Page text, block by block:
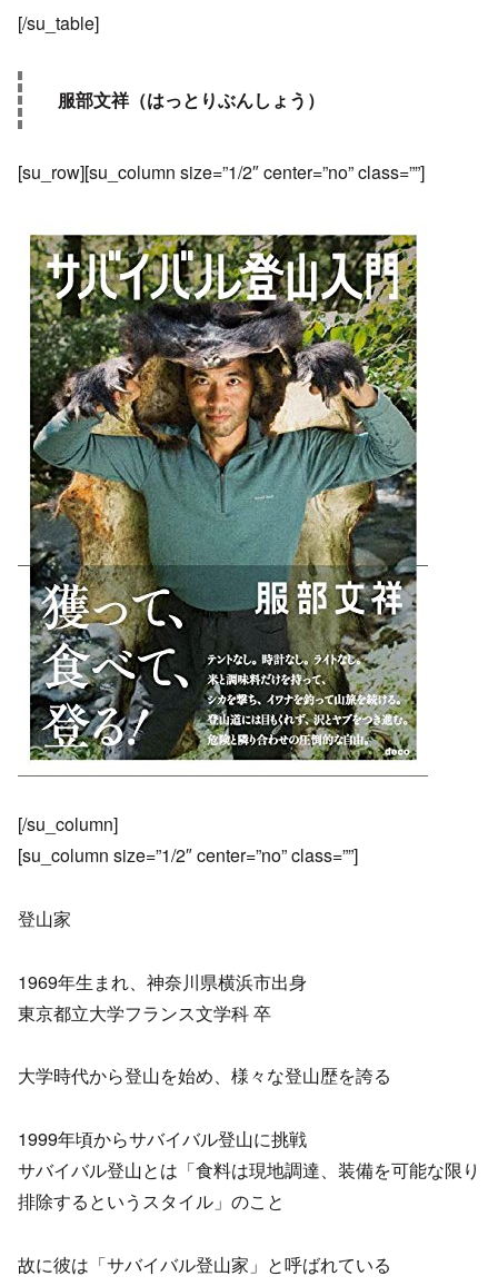
[/su_table]
服部文祥（はっとりぶんしょう）
[su_row][su_column size=”1/2″ center=”no” class=””]
[/su_column]
[su_column size=”1/2″ center=”no” class=””]
登山家
1969年生まれ、神奈川県横浜市出身
東京都立大学フランス文学科 卒
大学時代から登山を始め、様々な登山歴を誇る
1999年頃からサバイバル登山に挑戦
サバイバル登山とは「食料は現地調達、装備を可能な限り
排除するというスタイル」のこと
故に彼は「サバイバル登山家」と呼ばれている